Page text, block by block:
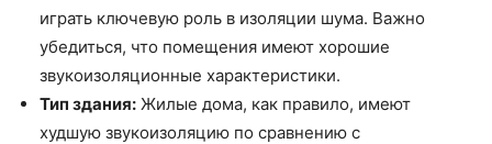
играть ключевую роль в изоляции шума. Важно
убедиться, что помещения имеют хорошие
звукоизоляционные характеристики.
Тип здания: Жилые дома, как правило, имеют
худшую звукоизоляцию по сравнению с